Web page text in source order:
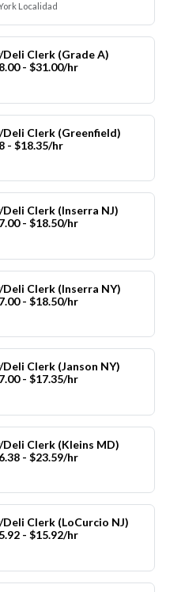
Localidad
Clerk (Grade A)
- $31.00/hr
Deli Clerk (Greenfield)
- $18.35/hr
Clerk (Inserra NJ)
- $18.50/hr
Clerk (Inserra NY)
- $18.50/hr
Clerk (Janson NY)
- $17.35/hr
Deli Clerk (Kleins MD)
- $23.59/hr
Clerk (LoCurcio NJ)
- $15.92/hr